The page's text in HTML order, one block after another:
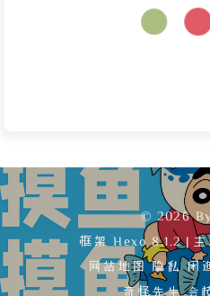
© 2026
框架Hexo 8.1.2 |
网站地图
隐私 闲
奇怪先生 会